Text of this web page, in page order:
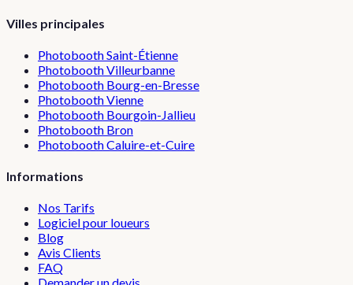
Villes principales
PhotoboothSaint-Étienne
PhotoboothVilleurbanne
Photobooth Bourg-en-Bresse
PhotoboothVienne
Photobooth Bourgoin-Jallieu
Photobooth Bron
PhotoboothCaluire-et-Cuire
Informations
Nos Tarifs
Logiciel pour loueurs
Blog
Avis Clients
FAQ